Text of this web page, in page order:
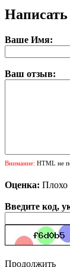
Ваше Имя:
Ваш отзыв:
Внимание: HTML не
Оценка: Плохо
Введите код,
Продолжить